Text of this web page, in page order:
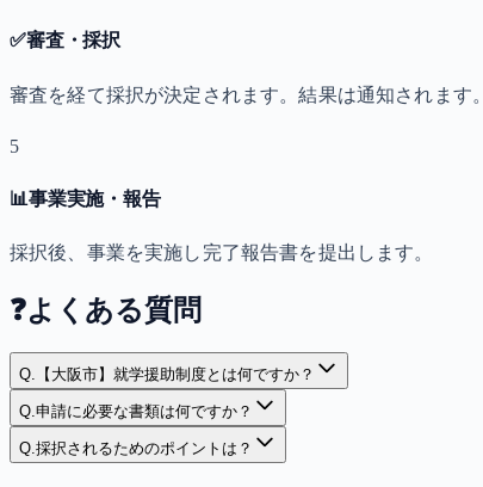
✅審査・採択
審査を経て採択が決定されます。結果は通知されます。
5
📊事業実施・報告
採択後、事業を実施し完了報告書を提出します。
❓よくある質問
Q. 【大阪市】就学援助制度とは何ですか？
Q.申請に必要な書類は何ですか？
Q.採択されるためのポイントは？